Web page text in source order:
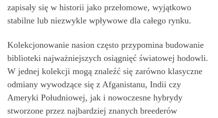
zapisały się w historii jako przełomowe, wyjątkowo
stabilne lub niezwykle wpływowe dla całego rynku.
Kolekcjonowanie nasion często przypomina budowanie
biblioteki najważniejszych osiągnięć światowej hodowli.
W jednej kolekcji mogą znaleźć się zarówno klasyczne
odmiany wywodzące się z Afganistanu, Indii czy
Ameryki Południowej, jak i nowoczesne hybrydy
stworzone przez najbardziej znanych breederów